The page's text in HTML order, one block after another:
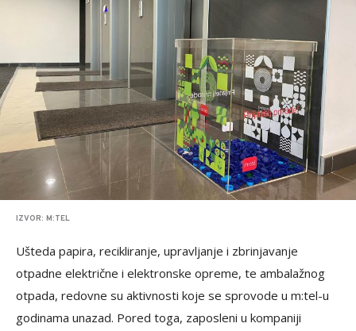
IZVOR: M:TEL
Ušteda papira, recikliranje, upravljanje i zbrinjavanje
otpadne električne i elektronske opreme, te ambalažnog
otpada, redovne su aktivnosti koje se sprovode u m:tel-u
godinama unazad. Pored toga, zaposleni u kompaniji